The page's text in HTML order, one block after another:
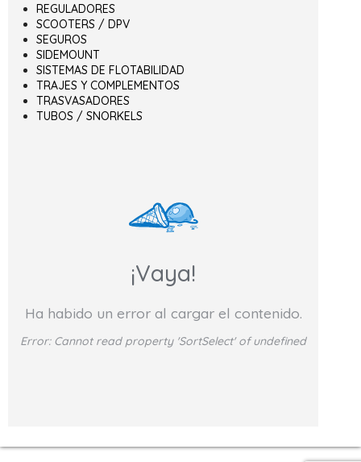
REGULADORES
SCOOTERS / DPV
SEGUROS
SIDEMOUNT
SISTEMAS DE FLOTABILIDAD
TRAJES Y COMPLEMENTOS
TRASVASADORES
TUBOS / SNORKELS
¡Vaya!
Ha habido un error al cargar el contenido.
Error: Cannot read property 'SortSelect' of undefined